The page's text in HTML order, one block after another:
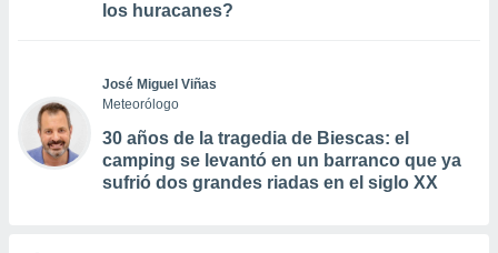
los huracanes?
José Miguel Viñas
Meteorólogo
30 años de la tragedia de Biescas: el
camping se levantó en un barranco que ya
sufrió dos grandes riadas en el siglo XX